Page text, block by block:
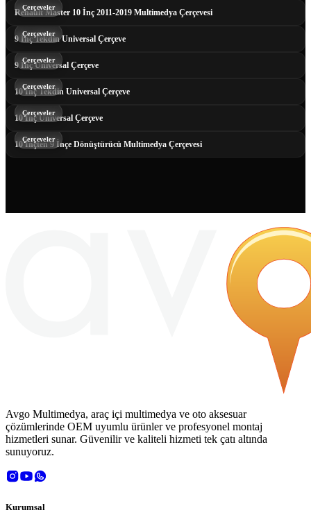
Renault Master 10 İnç 2011-2019 Multimedya Çerçevesi
Çerçeveler
9 İnç Tekdin Universal Çerçeve
Çerçeveler
9 İnç Universal Çerçeve
Çerçeveler
10 İnç Tekdin Universal Çerçeve
Çerçeveler
10 İnç Universal Çerçeve
Çerçeveler
10 İnçten 9 İnçe Dönüştürücü Multimedya Çerçevesi
Çerçeveler
Avgo Multimedya, araç içi multimedya ve oto aksesuar
çözümlerinde OEM uyumlu ürünler ve profesyonel montaj
hizmetleri sunar. Güvenilir ve kaliteli hizmeti tek çatı altında
sunuyoruz.
Kurumsal